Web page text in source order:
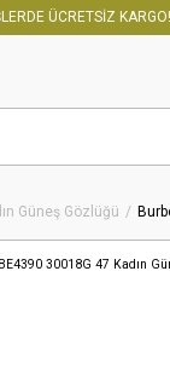
ÜCRETSİZ
Güneş Gözlüğü